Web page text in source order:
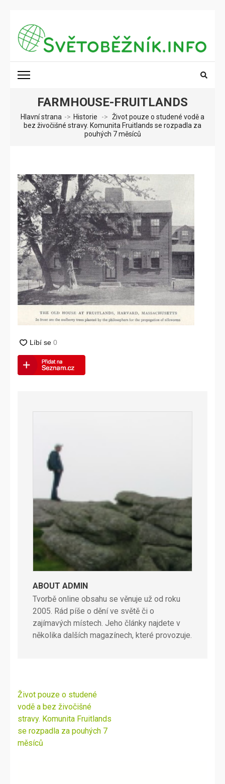
obsah
(stiskněte
Enter)
SVĚTOBĚŽNÍK.INFO
FARMHOUSE-FRUITLANDS
Hlavní strana -> Historie -> Život pouze o studené vodě a
bez živočišné stravy. Komunita Fruitlands se rozpadla za
pouhých 7 měsíců
ABOUT ADMIN
Tvorbě online obsahu se věnuje už od roku
2005. Rád píše o dění ve světě či o
zajímavých místech. Jeho články najdete v
několika dalších magazínech, které provozuje.
Navigace
pro
příspěvek
Život pouze o studené
vodě a bez živočišné
stravy. Komunita Fruitlands
se rozpadla za pouhých 7
měsíců